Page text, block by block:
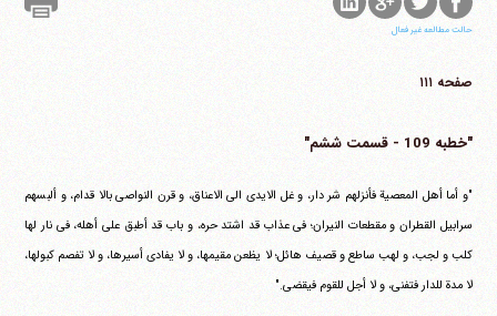
حالت مطالعه غیر فعال
صفحه ۱۱۱
"خطبه 109 - قسمت ششم"
"و أما أهل المعصیة فأنزلهم شر دار، و غل الایدی الی الاعناق، و قرن النواصی بالا قدام، و ألبسهم
سرابیل القطران و مقطعات النیران؛ فی عذاب قد اشتد حره، و باب قد أطبق علی أهله، فی نار لها
کلب و لجب، و لهب ساطع و قصیف هائل؛ لا یظعن مقیمها، و لا یفادی أسیرها، و لا تفصم کبولها،
لا مدة للدار فتفنی، و لا أجل للقوم فیقضی."